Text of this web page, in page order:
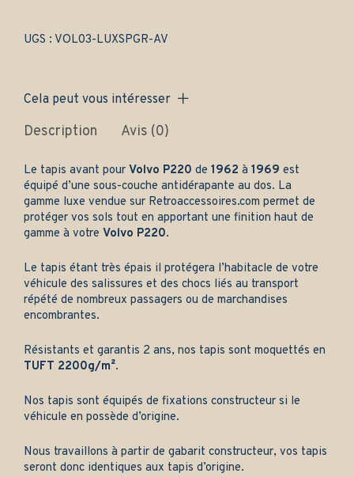
UGS : VOL03-LUXSPGR-AV
Cela peut vous intéresser
Description Avis (0)
Le tapis avant pour Volvo P220 de 1962 à 1969 est
équipé d’une sous-couche antidérapante au dos. La
gamme luxe vendue sur Retroaccessoires.com permet de
protéger vos sols tout en apportant une finition haut de
gamme à votre Volvo P220.
Le tapis étant très épais il protégera l’habitacle de votre
véhicule des salissures et des chocs liés au transport
répété de nombreux passagers ou de marchandises
encombrantes.
Résistants et garantis 2 ans, nos tapis sont moquettés en
TUFT 2200g/m².
Nos tapis sont équipés de fixations constructeur si le
véhicule en possède d’origine.
Nous travaillons à partir de gabarit constructeur, vos tapis
seront donc identiques aux tapis d’origine.